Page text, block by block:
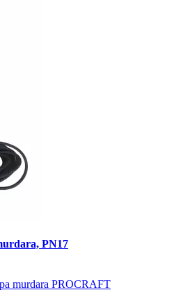
PN17
murdara PROCRAFT